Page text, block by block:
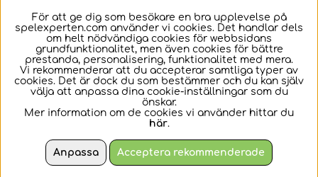
Svenska
För att ge dig som besökare en bra upplevelse på
spelexperten.com använder vi cookies. Det handlar dels
om helt nödvändiga cookies för webbsidans
grundfunktionalitet, men även cookies för bättre
prestanda, personalisering, funktionalitet med mera.
Vi rekommenderar att du accepterar samtliga typer av
cookies. Det är dock du som bestämmer och du kan själv
välja att anpassa dina cookie-inställningar som du
önskar.
Mer information om de cookies vi använder hittar du
här.
Anpassa Acceptera rekommenderade